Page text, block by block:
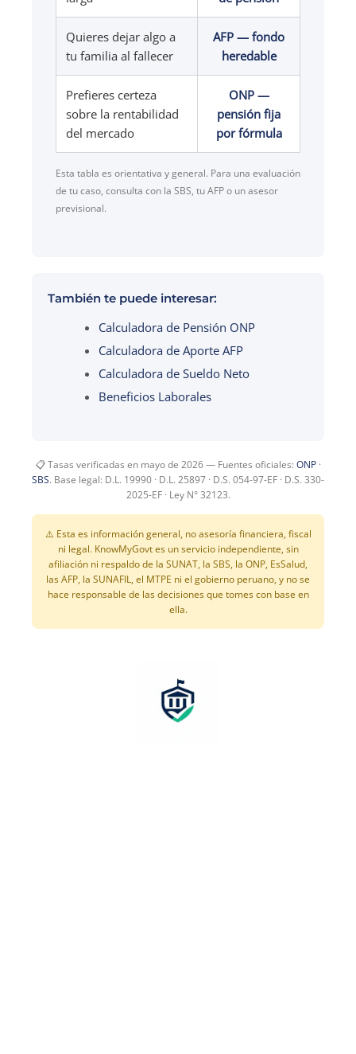
Quieres dejar algo a
tu familia al fallecer
AFP — fondo
heredable
Prefieres certeza
sobre la rentabilidad
del mercado
ONP —
pensión fija
por fórmula
Esta tabla es orientativa y general. Para una evaluación
de tu caso, consulta con la SBS, tu AFP o un asesor
previsional.
También te puede interesar:
Calculadora de Pensión ONP
Calculadora de Aporte AFP
Calculadora de Sueldo Neto
Beneficios Laborales
📋 Tasas verificadas en mayo de 2026 — Fuentes oficiales: ONP·
SBS. Base legal: D.L. 19990 · D.L. 25897 · D.S. 054-97-EF · D.S. 330-
2025-EF · Ley N° 32123.
⚠️ Esta es información general, no asesoría financiera, fiscal
ni legal. KnowMyGovt es un servicio independiente, sin
afiliación ni respaldo de la SUNAT, la SBS, la ONP, EsSalud,
las AFP, la SUNAFIL, el MTPE ni el gobierno peruano, y no se
hace responsable de las decisiones que tomes con base en
ella.